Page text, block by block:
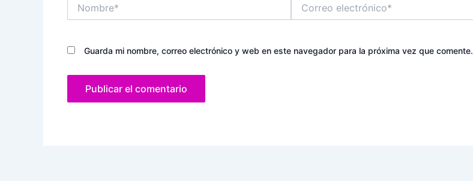
electrónico*
Guarda mi nombre, correo electrónico y web en este navegador para la próxima vez que comente.